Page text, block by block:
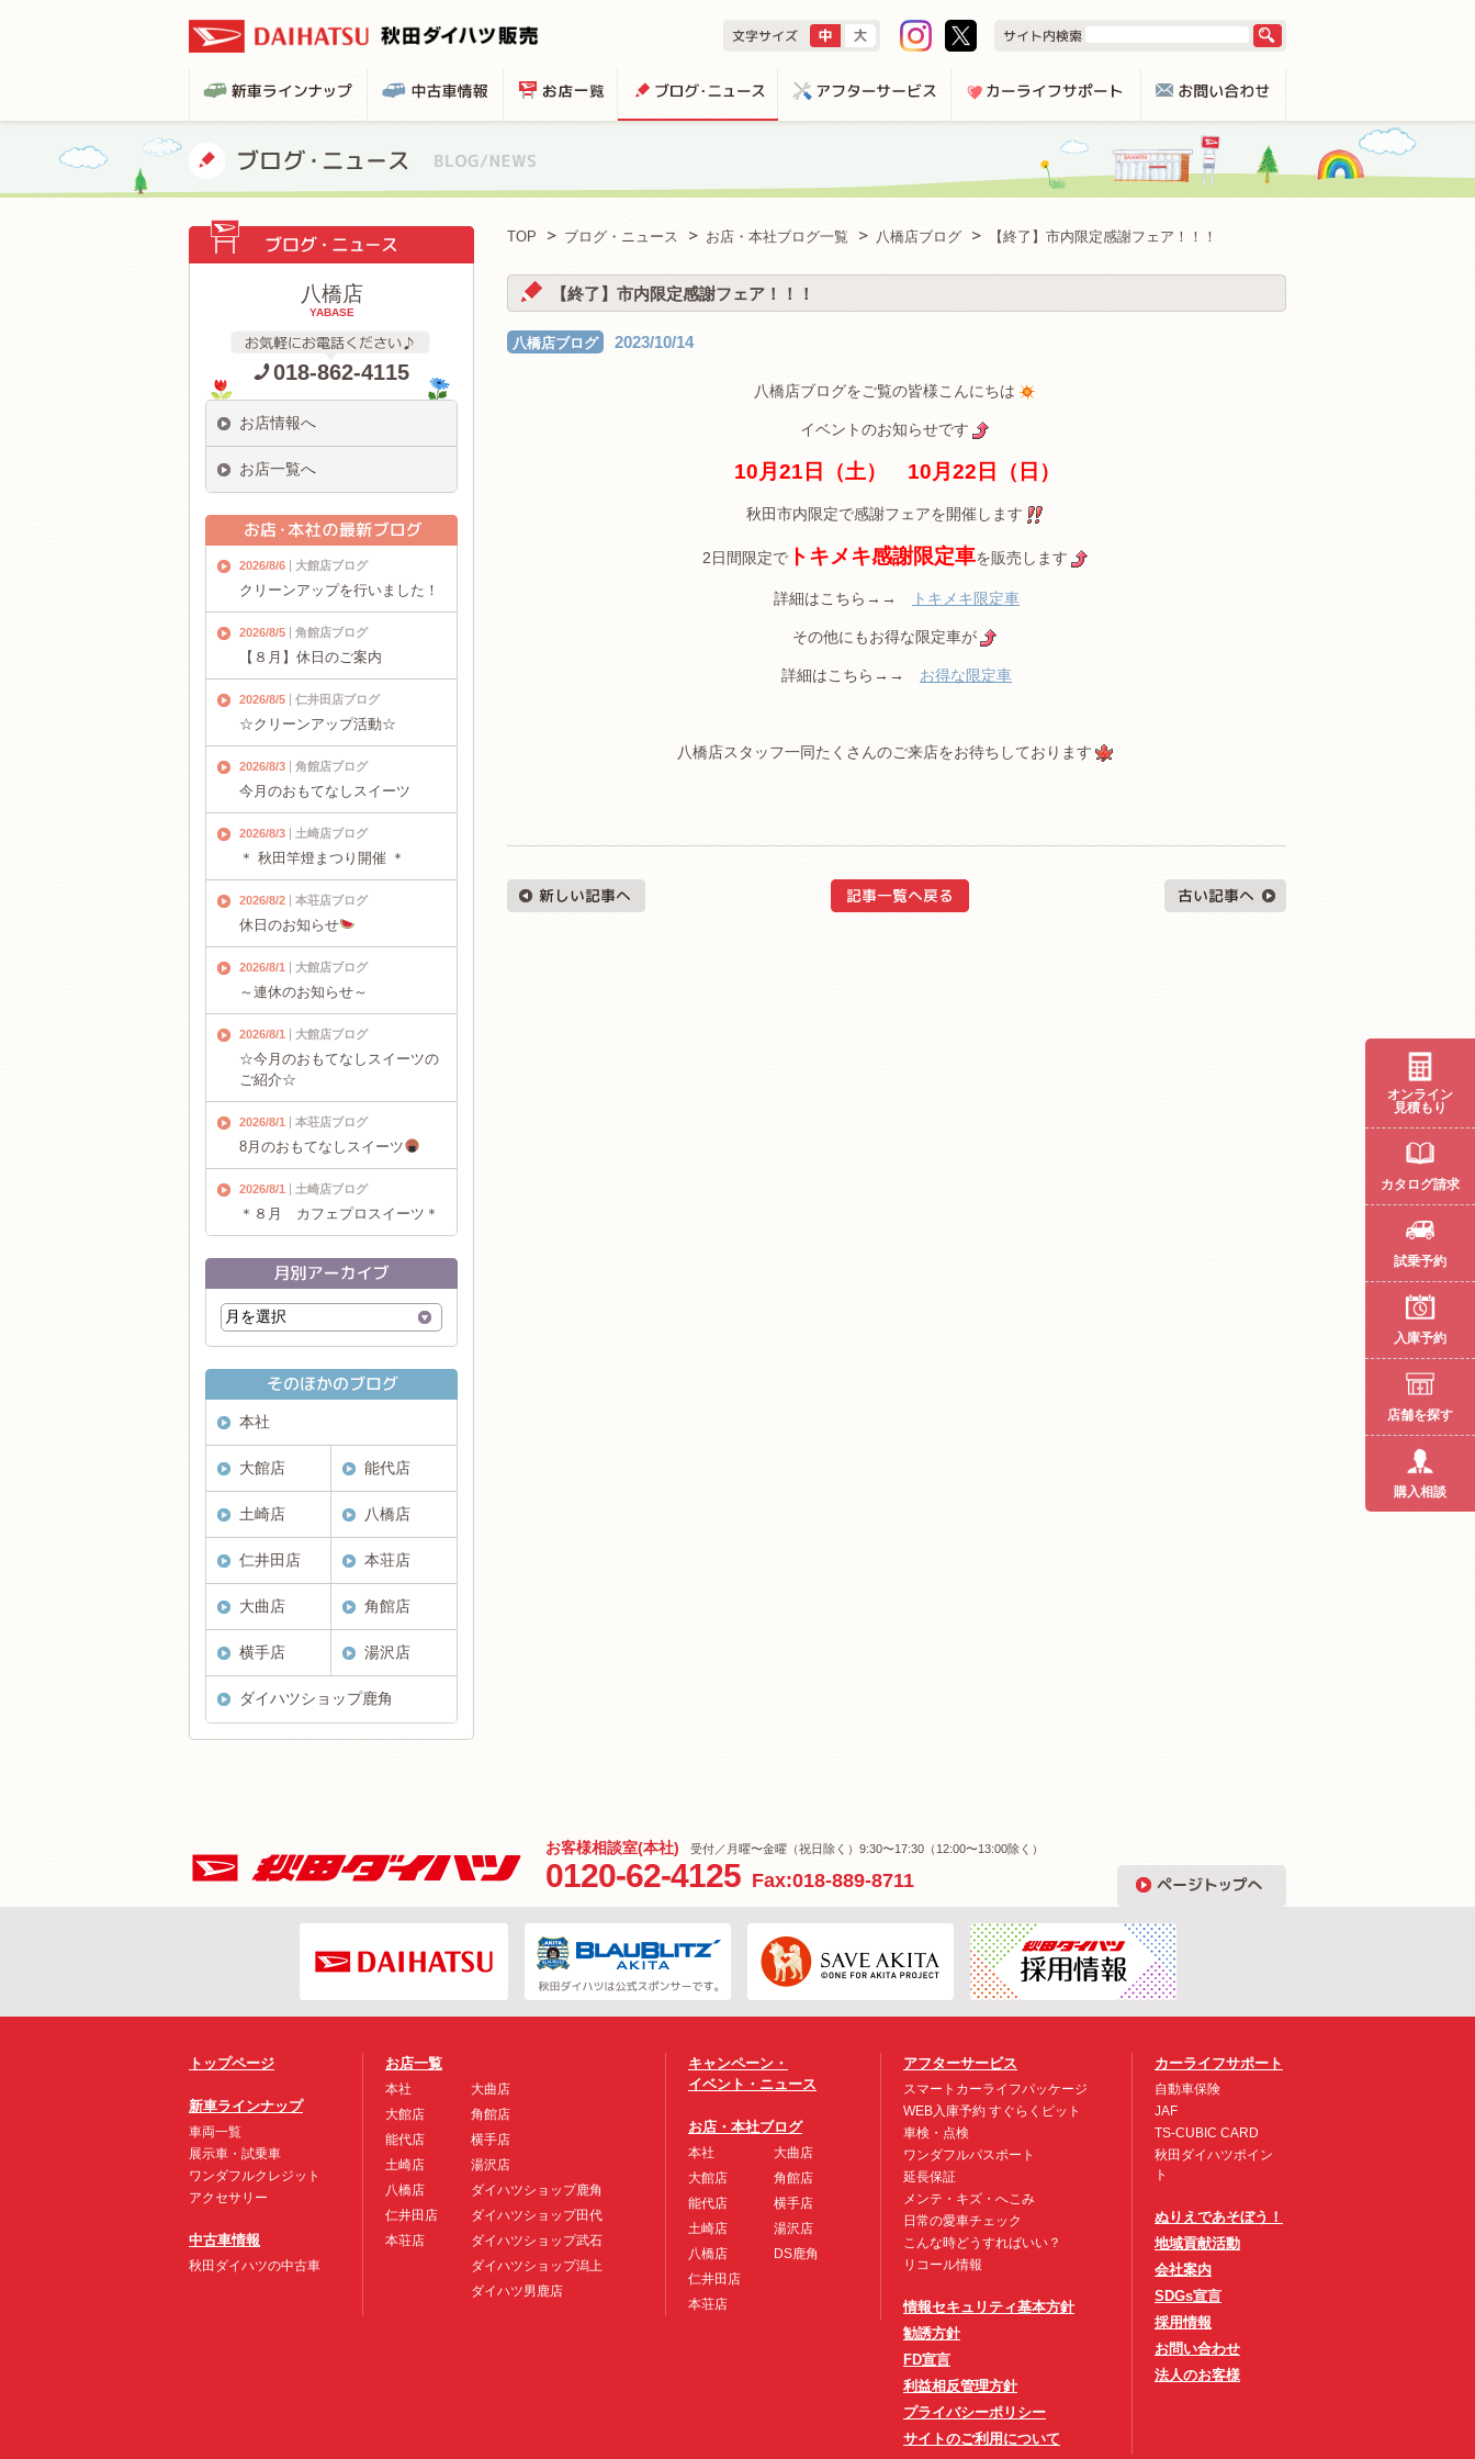
TOP ブログ・ニュース お店・本社ブログ一覧 八橋店ブログ 【終了】市内限定感謝フェア！！！
【終了】市内限定感謝フェア！！！
八橋店ブログ 2023/10/14
八橋店ブログをご覧の皆様こんにちは
イベントのお知らせです
10月21日（土） 10月22日（日）
秋田市内限定で感謝フェアを開催します
2日間限定でトキメキ感謝限定車を販売します
詳細はこちら→→ トキメキ限定車
その他にもお得な限定車が
詳細はこちら→→ お得な限定車
八橋店スタッフ一同たくさんのご来店をお待ちしております
八橋店
YABASE
018-862-4115
お店情報へ
お店一覧へ
2026/8/6 大館店ブログ
クリーンアップを行いました！
2026/8/5 角館店ブログ
【８月】休日のご案内
2026/8/5 仁井田店ブログ
☆クリーンアップ活動☆
2026/8/3 角館店ブログ
今月のおもてなしスイーツ
2026/8/3 土崎店ブログ
＊ 秋田竿燈まつり開催 ＊
2026/8/2 本荘店ブログ
休日のお知らせ
2026/8/1 大館店ブログ
～連休のお知らせ～
2026/8/1 大館店ブログ
☆今月のおもてなしスイーツの
ご紹介☆
2026/8/1 本荘店ブログ
8月のおもてなしスイーツ
2026/8/1 土崎店ブログ
＊８月 カフェプロスイーツ＊
本社
大館店 能代店
土崎店 八橋店
仁井田店 本荘店
大曲店 角館店
横手店 湯沢店
ダイハツショップ鹿角
お客様相談室(本社) 受付／月曜〜金曜（祝日除く）9:30〜17:30（12:00〜13:00除く）
0120-62-4125 Fax:018-889-8711
トップページ
新車ラインナップ
車両一覧
展示車・試乗車
ワンダフルクレジット
アクセサリー
中古車情報
秋田ダイハツの中古車
お店一覧
本社
大館店
能代店
土崎店
八橋店
仁井田店
本荘店
大曲店
角館店
横手店
湯沢店
ダイハツショップ鹿角
ダイハツショップ田代
ダイハツショップ武石
ダイハツショップ潟上
ダイハツ男鹿店
キャンペーン・
イベント・ニュース
お店・本社ブログ
本社
大館店
能代店
土崎店
八橋店
仁井田店
本荘店
大曲店
角館店
横手店
湯沢店
DS鹿角
アフターサービス
スマートカーライフパッケージ
WEB入庫予約 すぐらくピット
車検・点検
ワンダフルパスポート
延長保証
メンテ・キズ・へこみ
日常の愛車チェック
こんな時どうすればいい？
リコール情報
情報セキュリティ基本方針
勧誘方針
FD宣言
利益相反管理方針
プライバシーポリシー
サイトのご利用について
カーライフサポート
自動車保険
JAF
TS-CUBIC CARD
秋田ダイハツポイン
ト
ぬりえであそぼう！
地域貢献活動
会社案内
SDGs宣言
採用情報
お問い合わせ
法人のお客様
オンライン
見積もり
カタログ請求
試乗予約
入庫予約
店舗を探す
購入相談